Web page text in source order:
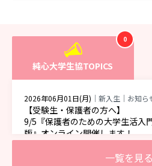
純心大学生協TOPICS
0
2026年06月01日(月) ｜新入生｜お知ら
【受験生・保護者の方へ】
9/5『保護者のための大学生活入
版』オンライン開催します！
一覧を見る